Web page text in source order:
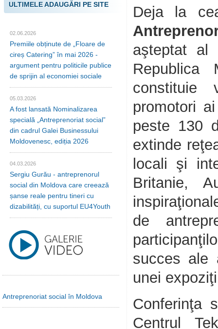
ULTIMELE ADAUGĂRI PE SITE
02.06.2026
Premiile obținute de „Floare de
cireș Catering” în mai 2026 -
argument pentru politicile publice
de sprijin al economiei sociale
05.03.2026
A fost lansată Nominalizarea
specială „Antreprenoriat social”
din cadrul Galei Businessului
Moldovenesc, ediția 2026
04.03.2026
Sergiu Gurău - antreprenorul
social din Moldova care creează
șanse reale pentru tineri cu
dizabilități, cu suportul EU4Youth
Antreprenoriat social în Moldova
Deja la
aşteptat al
Republica
constituie
promotori
peste 130
extinde
locali şi
Britanie,
de
succes ale
unei
Сonferinţa
Centrul